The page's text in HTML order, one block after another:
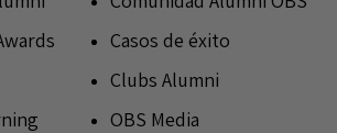
Casos de éxito
Clubs Alumni
OBS Media